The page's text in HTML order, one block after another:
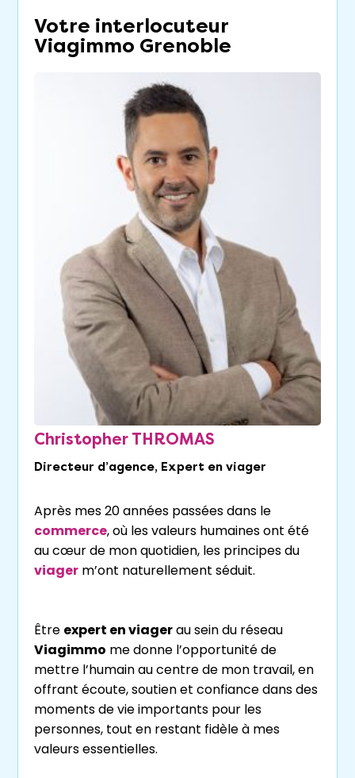
Votre interlocuteur
Viagimmo Grenoble
Christopher THROMAS
Directeur d’agence, Expert en viager
Après mes 20 années passées dans le
commerce, où les valeurs humaines ont été
au cœur de mon quotidien, les principes du
viager m’ont naturellement séduit.
Être expert en viagerau sein du réseau
Viagimmo me donne l’opportunité de
mettre l’humain au centre de mon travail, en
offrant écoute, soutien et confiance dans des
moments de vie importants pour les
personnes, tout en restant fidèle à mes
valeurs essentielles.